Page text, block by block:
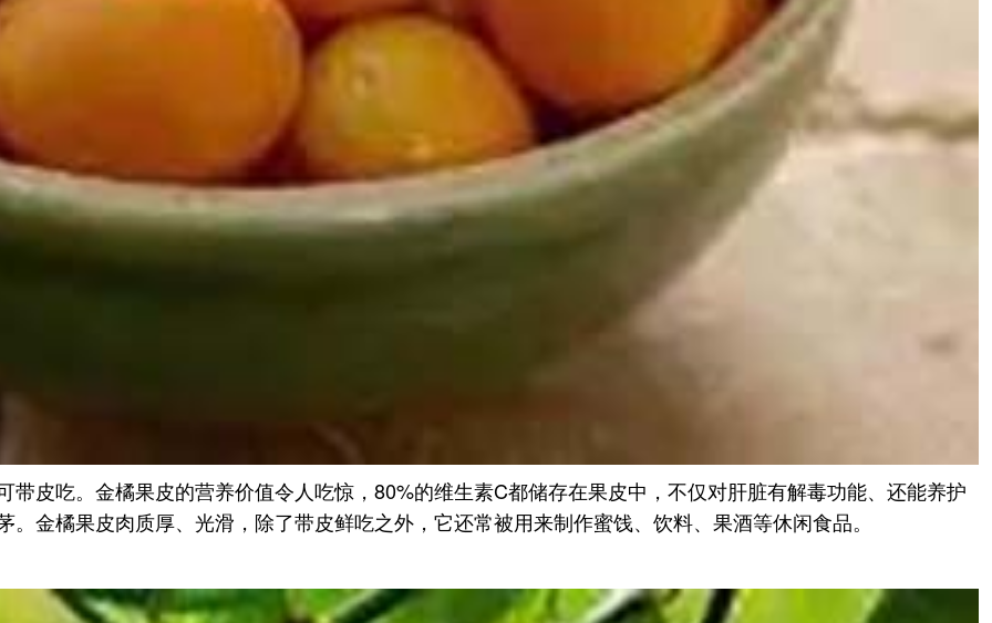
皮吃。金橘果皮的营养价值令人吃惊，80%的维生素C都储存在果皮中，不仅对肝脏有解毒功能、还能养护
金橘果皮肉质厚、光滑，除了带皮鲜吃之外，它还常被用来制作蜜饯、饮料、果酒等休闲食品。